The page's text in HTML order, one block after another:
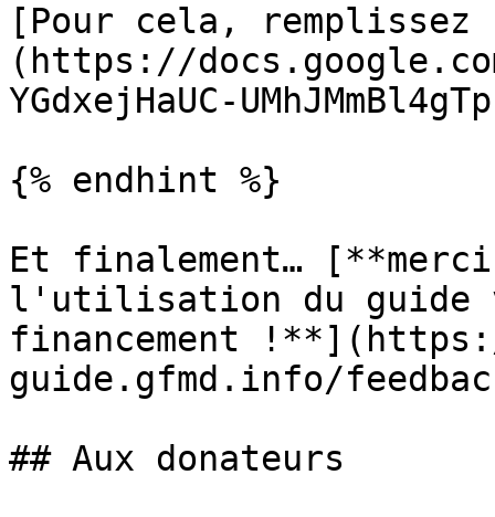
[Pour cela,
(https://
YGdxejHaUC-
{% endhint %}
Et finalement…
l'utilisation du guide
financement
guide.gfmd.info/
## Aux donateurs